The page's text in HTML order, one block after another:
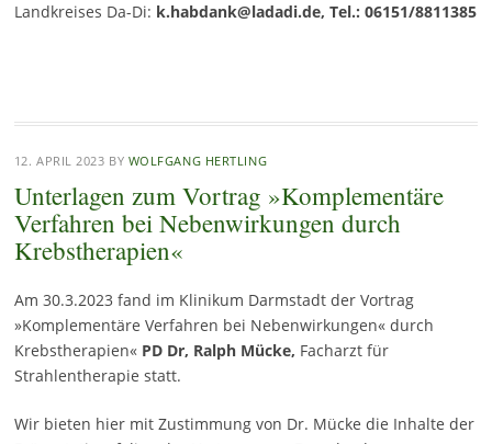
Landkreises Da-Di: k.habdank@ladadi.de, Tel.: 06151/8811385
12. APRIL 2023 BY WOLFGANG HERTLING
Unterlagen zum Vortrag »Komplementäre
Verfahren bei Nebenwirkungen durch
Krebstherapien«
Am 30.3.2023 fand im Klinikum Darmstadt der Vortrag
»Komplementäre Verfahren bei Nebenwirkungen« durch
Krebstherapien« PD Dr, Ralph Mücke, Facharzt für
Strahlentherapie statt.
Wir bieten hier mit Zustimmung von Dr. Mücke die Inhalte der